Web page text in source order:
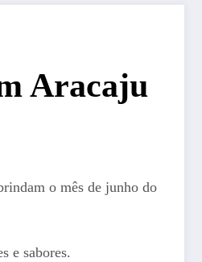
Aracaju
o mês de junho do
e sabores.